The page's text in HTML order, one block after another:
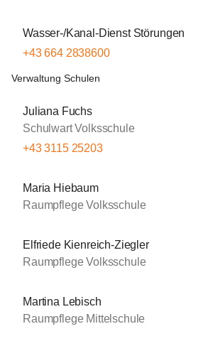
Wasser-/Kanal-Dienst Störungen
+43 664 2838600
Verwaltung Schulen
Juliana Fuchs
Schulwart Volksschule
+43 3115 25203
Maria Hiebaum
Raumpflege Volksschule
Elfriede Kienreich-Ziegler
Raumpflege Volksschule
Martina Lebisch
Raumpflege Mittelschule